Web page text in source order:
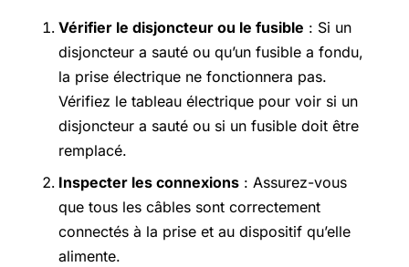
Vérifier le disjoncteur ou le fusible : Si un
disjoncteur a sauté ou qu’un fusible a fondu,
la prise électrique ne fonctionnera pas.
Vérifiez le tableau électrique pour voir si un
disjoncteur a sauté ou si un fusible doit être
remplacé.
Inspecter les connexions : Assurez-vous
que tous les câbles sont correctement
connectés à la prise et au dispositif qu’elle
alimente.